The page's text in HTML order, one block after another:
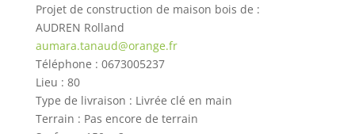
Projet de construction de maison bois de :
AUDREN Rolland
aumara.tanaud@orange.fr
Téléphone : 0673005237
Lieu : 80
Type de livraison : Livrée clé en main
Terrain : Pas encore de terrain